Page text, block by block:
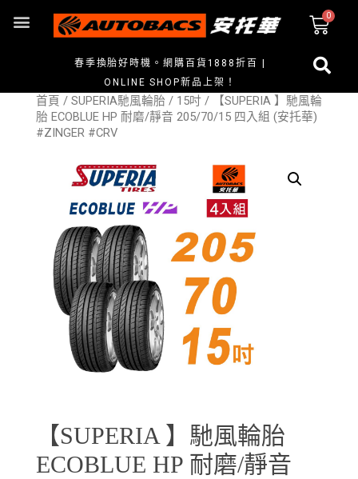
春季換胎好時機。網購百貨1888折百 |
ONLINE SHOP新品上架！
首頁 / SUPERIA馳風輪胎 / 15吋/ 【SUPERIA 】馳風輪
胎 ECOBLUE HP 耐磨/靜音 205/70/15 四入組 (安托華)
#ZINGER #CRV
【SUPERIA 】馳風輪胎
ECOBLUE HP 耐磨/靜音